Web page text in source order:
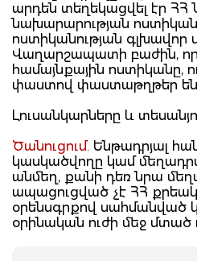
արդեն տեղեկացվել էր ՀՀ
նախարարության
ոստիկանության գլխավոր
Վաղարշապատի բաժին,
համայնքային ոստիկանը,
փաստով փաստաթղթեր են
Լուսանկարները և
Ծանուցում. Ենթադրյալ
կասկածվողը կամ
անմեղ, քանի դեռ նրա
ապացուցված չէ ՀՀ
օրենսգրքով սահմանված
օրինական ուժի մեջ